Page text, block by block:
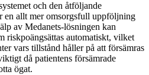
och den åtföljande
en allt mer omsorgsfull uppföljning
av Medanets-lösningen kan
riskpoängsättas automatiskt, vilket
vars tillstånd håller på att försämras
då patientens försämrade
ögat.